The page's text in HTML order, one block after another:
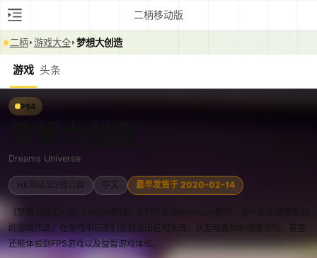
二柄移动版
二柄 游戏大全 梦想大创造
游戏 头条
PS4
Dreams Universe
HK商店2/3档订阅 中文 最早发售于 2020-02-14
《梦想大创造》由《小小大星球》系列开发商Molecule制作，是一款充满想象力
的游戏作品，在游戏中玩家们能创造出任何东西，从互动冒险和横版游戏，甚至
还能体验到FPS游戏以及益智游戏体验。